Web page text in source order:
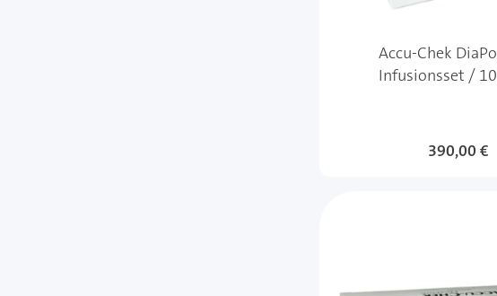
Accu-Chek
Infusionsset /
390,00 €